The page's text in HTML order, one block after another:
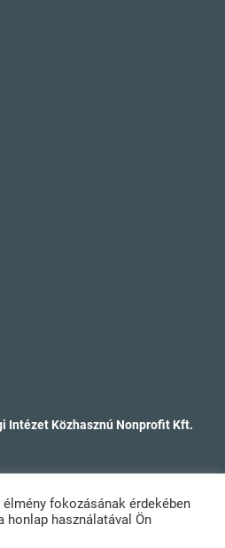
Intézet Közhasznú Nonprofit Kft.
fokozásának érdekében
használatával Ön